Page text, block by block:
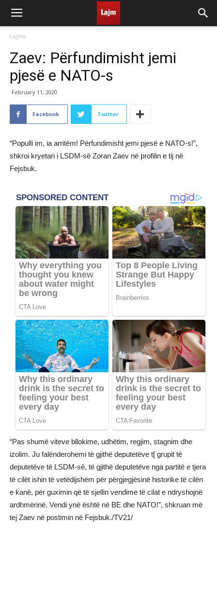
Lajme
Zaev: Përfundimisht jemi
pjesë e NATO-s
February 11, 2020
Facebook Twitter
“Populli im, ia arritëm! Përfundimisht jemi pjesë e NATO-s!”,
shkroi kryetari i LSDM-së Zoran Zaev në profilin e tij në
Fejsbuk.
“Pas shumë viteve bllokime, udhëtim, regjim, stagnim dhe
izolim. Ju falënderohemi të gjithë deputetëve t[ grupit të
deputetëve të LSDM-së, të gjithë deputetëve nga partitë e tjera
të cilët ishin të vetëdijshëm për përgjegjësinë historike të cilën
e kanë, për guximin që të sjellin vendime të cilat e ndryshojnë
ardhmërinë. Vendi ynë është në BE dhe NATO!”, shkruan më
tej Zaev në postimin në Fejsbuk./TV21/